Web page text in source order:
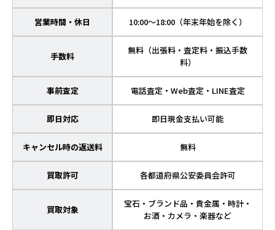
営業時間・休日 10:00～18:00（年末年始を除く）
手数料
無料（出張料・査定料・振込手数
料）
事前査定 電話査定・Web査定・LINE査定
即日対応 即日現金支払い可能
キャンセル時の返送料 無料
買取許可 各都道府県公安委員会許可
買取対象
宝石・ブランド品・貴金属・時計・
お酒・カメラ・楽器など